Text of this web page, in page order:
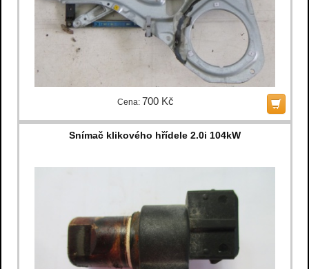
Cena: 700 Kč
Snímač klikového hřídele 2.0i 104kW